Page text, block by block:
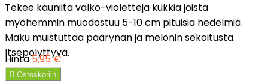
Tekee kauniita valko-violetteja kukkia joista
myöhemmin muodostuu 5-10 cm pituisia hedelmiä.
Maku muistuttaa päärynän ja melonin sekoitusta.
Itsepölyttyvä.
Hinta5,95 €
 Ostoskoriin